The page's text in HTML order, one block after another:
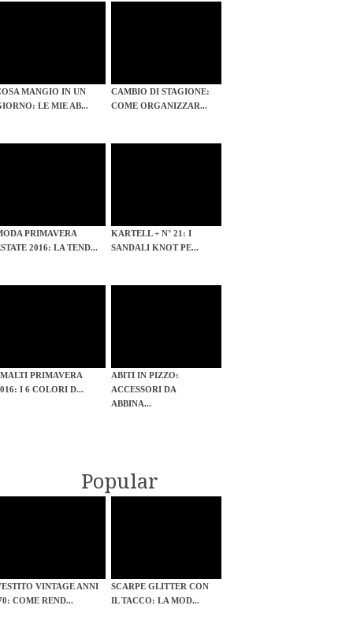
MANGIO IN UN
LE MIE AB...
CAMBIO DI STAGIONE:
COME ORGANIZZAR...
PRIMAVERA
2016: LA TEND...
KARTELL + N° 21: I
SANDALI KNOT PE...
PRIMAVERA
I 6 COLORI D...
ABITI IN PIZZO:
ACCESSORI DA
ABBINA...
Popular
VINTAGE ANNI
COME REND...
SCARPE GLITTER CON
IL TACCO: LA MOD...